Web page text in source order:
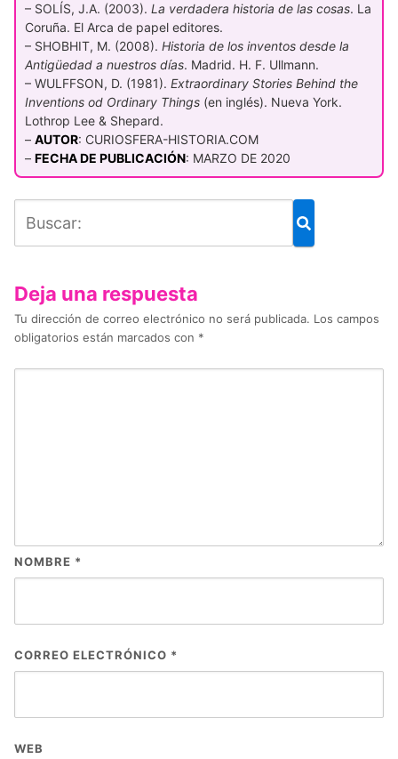
– SOLÍS, J.A. (2003). La verdadera historia de las cosas. La
Coruña. El Arca de papel editores.
– SHOBHIT, M. (2008). Historia de los inventos desde la
Antigüedad a nuestros días. Madrid. H. F. Ullmann.
– WULFFSON, D. (1981). Extraordinary Stories Behind the
Inventions od Ordinary Things (en inglés). Nueva York.
Lothrop Lee & Shepard.
– AUTOR: CURIOSFERA-HISTORIA.COM
– FECHA DE PUBLICACIÓN: MARZO DE 2020
Deja una respuesta
Tu dirección de correo electrónico no será publicada. Los campos
obligatorios están marcados con *
NOMBRE *
CORREO ELECTRÓNICO *
WEB